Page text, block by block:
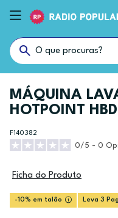
MÁQUINA
HOTPOINT HBD
F140382
0/5 - 0
Ficha do Produto
-10% em talão Leva 3